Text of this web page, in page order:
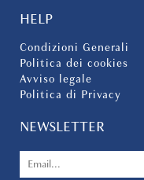
HELP
Condizioni Generali
Politica dei cookies
Avviso legale
Politica di Privacy
NEWSLETTER